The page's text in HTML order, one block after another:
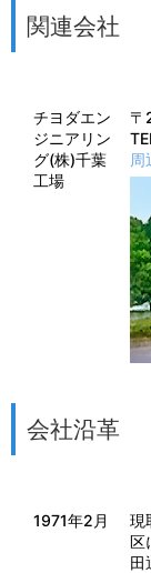
関連会社
チヨダエン
ジニアリン
グ(株)千葉
工場
周
会社沿革
1971年2月
現
区
田